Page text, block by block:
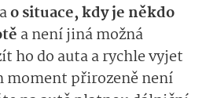
o situace, kdy je někdo
a není jiná možná
ho do auta a rychle vyjet
moment přirozeně není